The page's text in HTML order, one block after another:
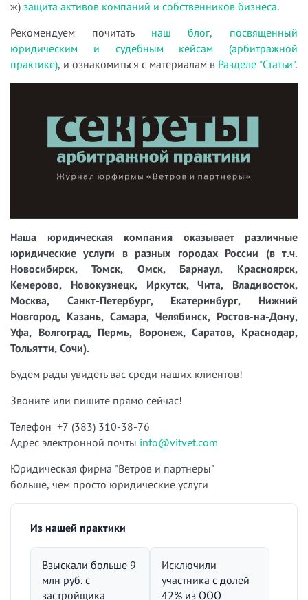
ж) защита активов компаний и собственников бизнеса.
Рекомендуем почитать наш блог, посвященный
юридическим и судебным кейсам (арбитражной
практике), и ознакомиться с материалам в Разделе "Статьи".
Наша юридическая компания оказывает различные
юридические услуги в разных городах России (в т.ч.
Новосибирск, Томск, Омск, Барнаул, Красноярск,
Кемерово, Новокузнецк, Иркутск, Чита, Владивосток,
Москва, Санкт-Петербург, Екатеринбург, Нижний
Новгород, Казань, Самара, Челябинск, Ростов-на-Дону,
Уфа, Волгоград, Пермь, Воронеж, Саратов, Краснодар,
Тольятти, Сочи).
Будем рады увидеть вас среди наших клиентов!
Звоните или пишите прямо сейчас!
Телефон +7 (383) 310-38-76
Адрес электронной почты info@vitvet.com
Юридическая фирма "Ветров и партнеры"
больше, чем просто юридические услуги
Из нашей практики
Взыскали больше 9
млн руб. с
застройщика
Исключили
участника с долей
42% из ООО